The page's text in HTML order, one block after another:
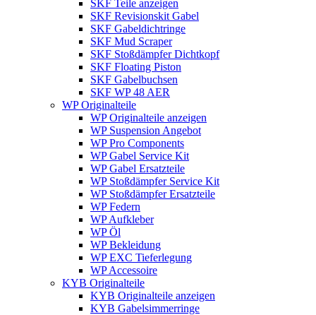
SKF Teile anzeigen
SKF Revisionskit Gabel
SKF Gabeldichtringe
SKF Mud Scraper
SKF Stoßdämpfer Dichtkopf
SKF Floating Piston
SKF Gabelbuchsen
SKF WP 48 AER
WP Originalteile
WP Originalteile anzeigen
WP Suspension Angebot
WP Pro Components
WP Gabel Service Kit
WP Gabel Ersatzteile
WP Stoßdämpfer Service Kit
WP Stoßdämpfer Ersatzteile
WP Federn
WP Aufkleber
WP Öl
WP Bekleidung
WP EXC Tieferlegung
WP Accessoire
KYB Originalteile
KYB Originalteile anzeigen
KYB Gabelsimmerringe